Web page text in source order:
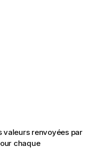
valeurs renvoyées par
chaque